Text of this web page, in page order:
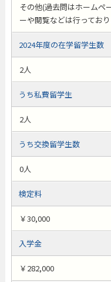
その他(過去問はホームペ
ーや閲覧などは行ってお
2024年度の在学留学生数
2人
うち私費留学生
2人
うち交換留学生数
0人
検定料
￥30,000
入学金
￥282,000